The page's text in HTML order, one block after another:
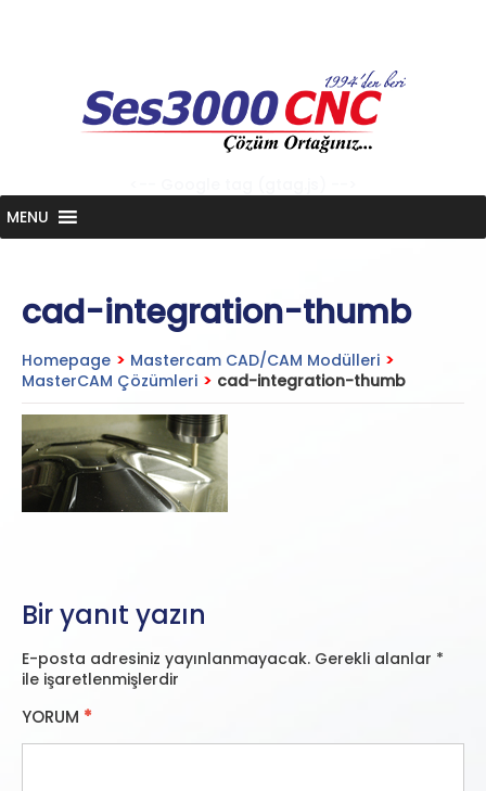
content
MENU
cad-integration-thumb
Homepage > Mastercam CAD/CAM Modülleri >
MasterCAM Çözümleri > cad-integration-thumb
Bir yanıt yazın
E-posta adresiniz yayınlanmayacak. Gerekli alanlar *
ile işaretlenmişlerdir
YORUM *